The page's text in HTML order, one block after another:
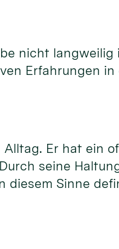
nicht langweilig
Erfahrungen in
Er hat ein
seine
diesem Sinne